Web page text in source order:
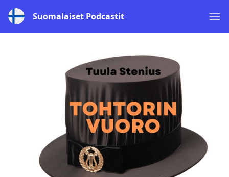
Suomalaiset Podcastit